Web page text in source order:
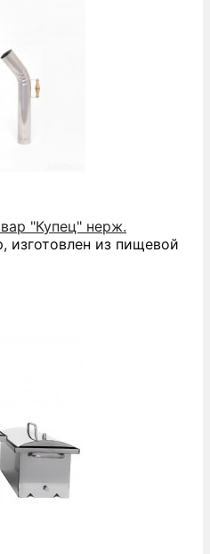
"Купец" нерж.
изготовлен из пищевой